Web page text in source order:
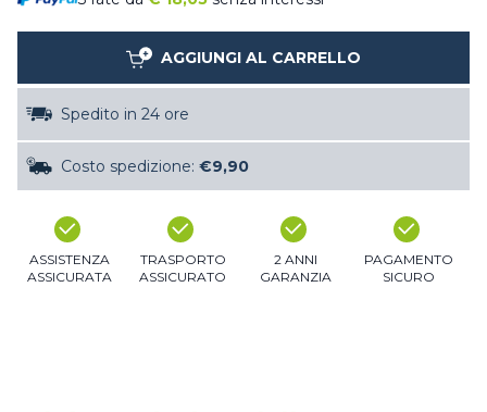
AGGIUNGI AL CARRELLO
Spedito in 24 ore
Costo spedizione: €9,90
ASSISTENZA
ASSICURATA
TRASPORTO
ASSICURATO
2 ANNI
GARANZIA
PAGAMENTO
SICURO